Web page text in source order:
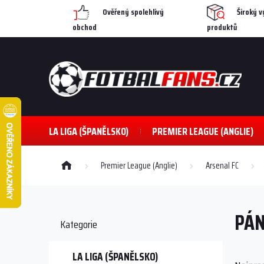
Ověřený spolehlivý
obchod
Široký
produktů
LA LIGA (ŠPANĚLSKO) PREMIER LEAGUE (ANGLIE)
Domů Premier League (Anglie) Arsenal FC
kategorie
Kategorie
LA LIGA (ŠPANĚLSKO)